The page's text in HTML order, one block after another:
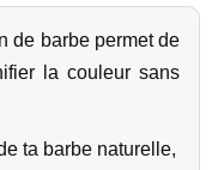
de barbe permet de
la couleur sans
ta barbe naturelle,